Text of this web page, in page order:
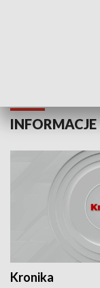
INFORMACJE
Kronika